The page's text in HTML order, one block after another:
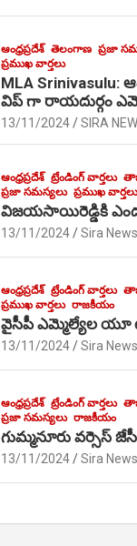
ఆంధ్రప్రదేశ్ తెలంగాణ ప్రజా
ప్రముఖ వార్తలు
MLA Srinivasulu:
విప్ గా రాయదుర్గం
13/11/2024 SIRA
ఆంధ్రప్రదేశ్ ట్రేండింగ్ వార్తలు
ప్రజా సమస్యలు ప్రముఖ వార్తలు
విజయసాయిరెడ్డికి
13/11/2024 Sira News
ఆంధ్రప్రదేశ్ ట్రేండింగ్ వార్తలు
ప్రముఖ వార్తలు రాజకీయం
వైసీపీ ఎమ్మెల్యేల యూ
13/11/2024 Sira News
ఆంధ్రప్రదేశ్ ట్రేండింగ్ వార్తలు
ప్రజా సమస్యలు రాజకీయం
గుమ్మనూరు వర్సెస్
13/11/2024 Sira News